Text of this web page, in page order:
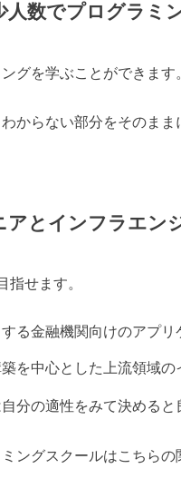
人数でプログラミ
グを学ぶことができます。
からない部分をそのま
アとインフラエン
指せます。
る金融機関向けのアプ
を中心とした上流領域の
分の適性をみて決めると
ングスクールはこちらの